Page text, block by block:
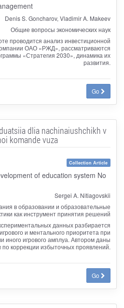
Denis S. Goncharov, Vladimir A. Makeev
Общие вопросы экономических наук
проводится анализ инвестиционной
ОАО «РЖД», рассматриваются
«Стратегия 2030», динамика их
развития.
Go
dlia nachinaiushchikh v
komande vuza
Collection Article
of education system No
Sergei A. Nitiagovskii
в образовании и образовательные
как инструмент принятия решений
данных разбирается
и ментального приоритета при
иного игрового амплуа. Автором даны
коррекции избыточных проявлений.
Go